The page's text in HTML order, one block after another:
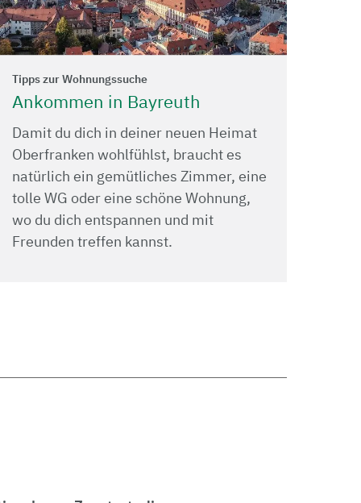
Tipps zur Wohnungssuche
Ankommen in Bayreuth
Damit du dich in deiner neuen Heimat
Oberfranken wohlfühlst, braucht es
natürlich ein gemütliches Zimmer, eine
tolle WG oder eine schöne Wohnung,
wo du dich entspannen und mit
Freunden treffen kannst.